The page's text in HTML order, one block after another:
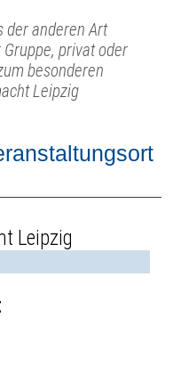
der anderen Art
privat oder
besonderen
Leipzig